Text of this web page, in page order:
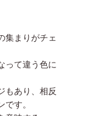
集まりがチェ
って違う色に
もあり、相反
す。